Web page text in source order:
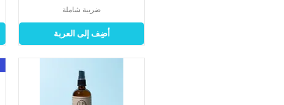
ضريبة شاملة
أضِف إلى العربة